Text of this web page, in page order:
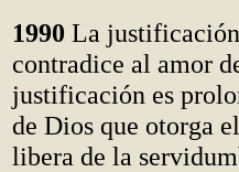
1990 La
contradice al amor
justificación es
de Dios que otorga
libera de la